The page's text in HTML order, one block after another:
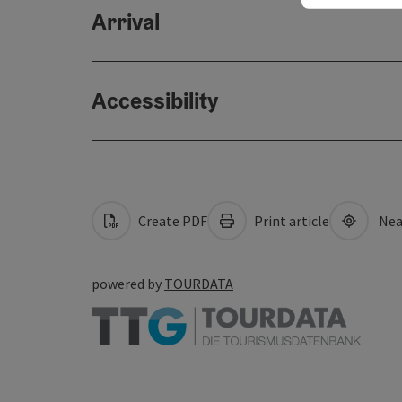
Arrival
Accessibility
Create PDF Print article
powered by TOURDATA